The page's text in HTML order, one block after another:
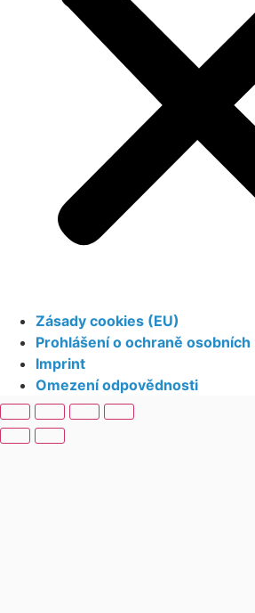
Zásady cookies (EU)
Prohlášení o ochraně osobních
Imprint
Omezení odpovědnosti